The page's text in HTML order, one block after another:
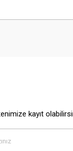
öneri formunu
alternatifler olmalı.
kayıt